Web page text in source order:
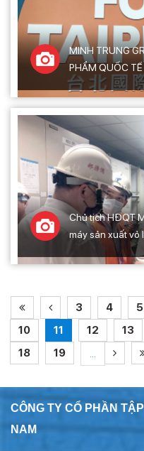
MINH TRUNG
PHẨM QUỐC
Chủ tịch HĐQT
máy sản xuất vỏ
tại Đài Loan
3 4 5
10
11 12 13
18
19
CÔNG TY CỔ PHẦN
NAM